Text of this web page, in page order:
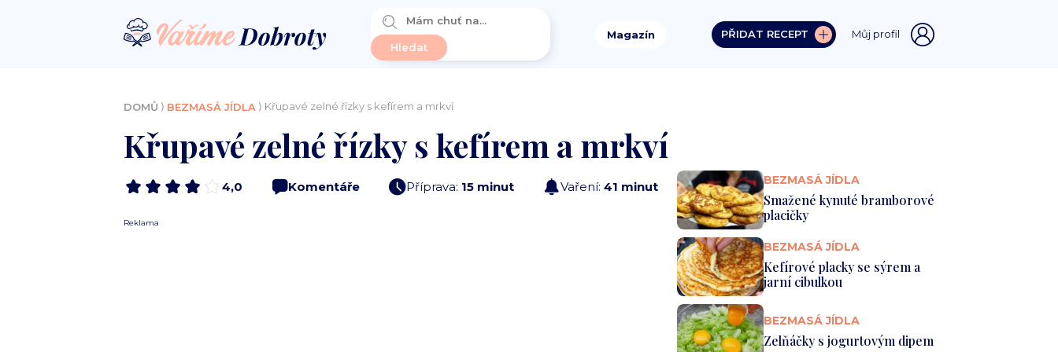
Magazín PŘIDAT RECEPT Můj profil
DOMŮ ⟩ BEZMASÁ JÍDLA ⟩ Křupavé zelné řízky s kefírem a mrkví
Křupavé zelné řízky s kefírem a mrkví
4,0 Komentáře Příprava: 15 minut Vaření: 41 minut
Reklama
BEZMASÁ JÍDLA
Smažené kynuté bramborové
placičky
BEZMASÁ JÍDLA
Kefírové placky se sýrem a
jarní cibulkou
BEZMASÁ JÍDLA
Zelňáčky s jogurtovým dipem